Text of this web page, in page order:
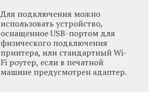
Для подключения можно
использовать устройство,
оснащенное USB-портом для
физического подключения
принтера, или стандартный Wi-
Fi роутер, если в печатной
машине предусмотрен адаптер.